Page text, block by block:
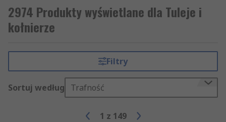
2974 Produkty wyświetlane dla Tuleje i
kołnierze
Filtry
Sortuj według Trafność
1 z 149